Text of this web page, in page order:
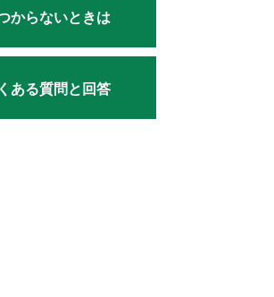
からないときは
ある質問と回答